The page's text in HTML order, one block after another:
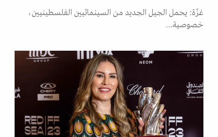
غزّة: يحمل الجيل الجديد من السينمائيين الفلسطينيين،
خصوصية…